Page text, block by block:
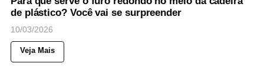
de plástico? Você vai se surpreender
10/03/2026
Veja Mais